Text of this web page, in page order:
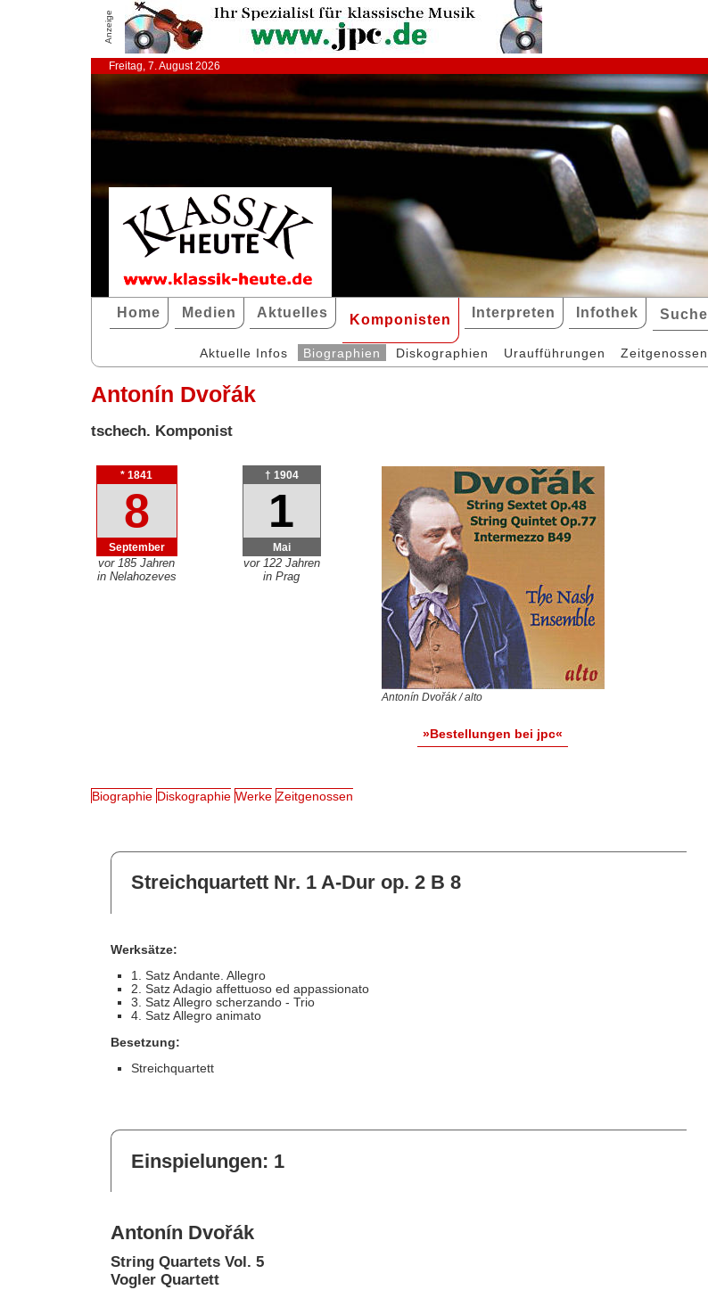
Anzeige
Freitag, 7. August 2026
Home Medien Aktuelles Komponisten Interpreten Infothek Suche
Aktuelle Infos Biographien Diskographien Uraufführungen Zeitgenossen
Antonín Dvořák
tschech. Komponist
* 1841
8
September
vor 185 Jahren
in Nelahozeves
† 1904
1
Mai
vor 122 Jahren
in Prag
Antonín Dvořák / alto
»Bestellungen bei jpc«
Biographie Diskographie Werke Zeitgenossen
Streichquartett Nr. 1 A-Dur op. 2 B 8
Werksätze:
1. Satz Andante. Allegro
2. Satz Adagio affettuoso ed appassionato
3. Satz Allegro scherzando - Trio
4. Satz Allegro animato
Besetzung:
Streichquartett
Einspielungen: 1
Antonín Dvořák
String Quartets Vol. 5
Vogler Quartett